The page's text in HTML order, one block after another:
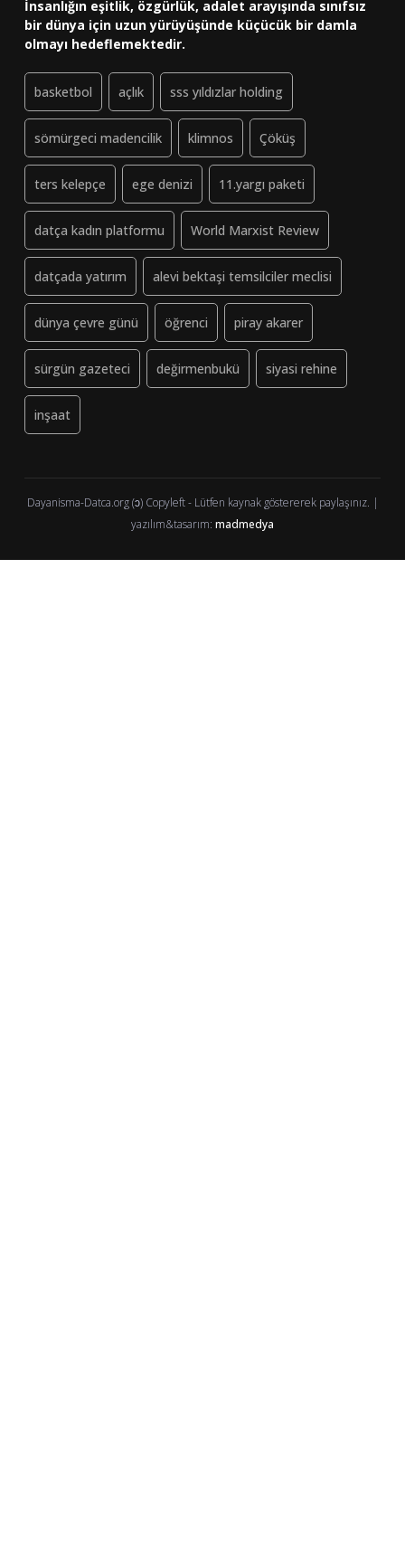
İnsanlığın eşitlik, özgürlük, adalet arayışında sınıfsız
bir dünya için uzun yürüyüşünde küçücük bir damla
olmayı hedeflemektedir.
basketbol açlık sss yıldızlar holding
sömürgeci madencilik klimnos Çöküş
ters kelepçe ege denizi 11.yargı paketi
datça kadın platformu World Marxist Review
datçada yatırım alevi bektaşi temsilciler meclisi
dünya çevre günü öğrenci piray akarer
sürgün gazeteci değirmenbukü siyasi rehine
inşaat
Dayanisma-Datca.org (ↄ) Copyleft - Lütfen kaynak göstererek paylaşınız. |
yazılım&tasarım: madmedya